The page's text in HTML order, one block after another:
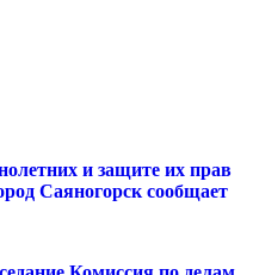
и защите их прав
Саяногорск сообщает